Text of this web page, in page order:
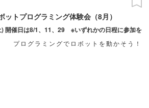
ットプログラミング体験会（8月）
開催日は8/1、11、29 ※いずれかの日程に参加を
プログラミングでロボットを動かそう！